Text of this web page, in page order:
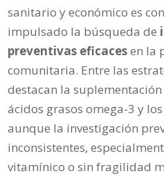
sanitario y económico es
impulsado la búsqueda de
preventivas eficacesen la
comunitaria. Entre las
destacan la
ácidos grasos omega-3 y
aunque la investigación
inconsistentes,
vitamínico o sin fragilidad